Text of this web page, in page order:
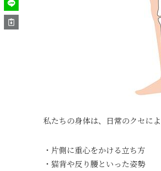
私たちの身体は、日常のクセに
・片側に重心をかける立ち方
・猫背や反り腰といった姿勢